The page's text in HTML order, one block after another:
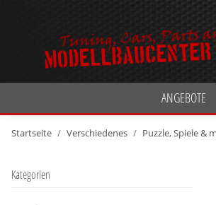
ANGEBOTE
Startseite Verschiedenes Puzzle, Spiele &
Kategorien